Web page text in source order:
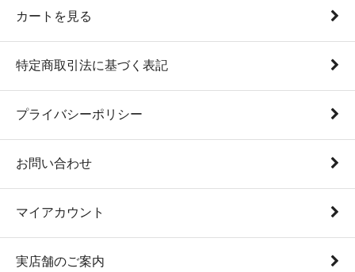
カートを見る
特定商取引法に基づく表記
プライバシーポリシー
お問い合わせ
マイアカウント
実店舗のご案内